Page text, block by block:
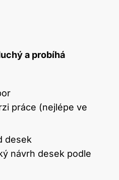
a probíhá
práce (nejlépe ve
desek
návrh desek podle